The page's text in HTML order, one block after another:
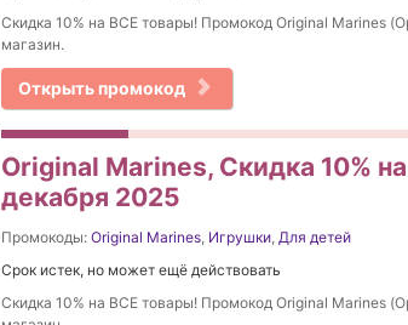
Скидка 10% на ВСЕ товары! Промокод Original Marines
магазин.
Открыть промокод
Original Marines, Скидка 10%
декабря 2025
Промокоды: Original Marines, Игрушки, Для детей
Срок истек, но может ещё действовать
Скидка 10% на ВСЕ товары! Промокод Original Marines